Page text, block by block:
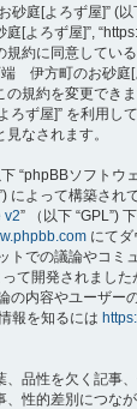
庭[よろず屋]” (以
[よろず屋]”,
規約に同意してい
端 伊方町のお砂庭
の規約を変更でき
ず屋]” を利用し
なされます。
“phpBBソフトウ
によって構築され
v2” （以下 “GPL”)
にて
トでの議論やコミ
て開発されまし
の内容やユーザー
報を知るには
、品性を欠く記事
、性的差別につな